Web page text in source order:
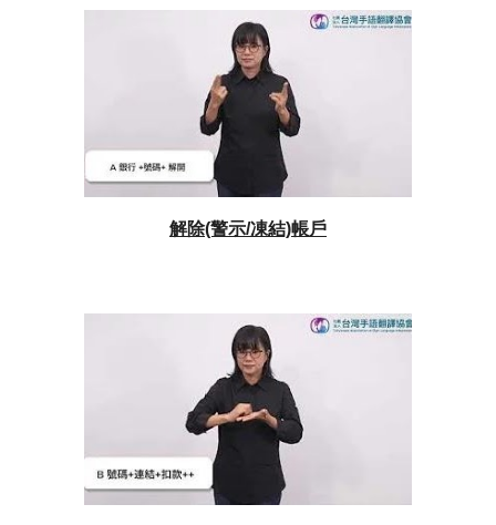
解除(警示/凍結)帳戶